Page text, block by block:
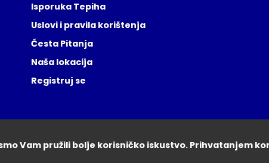
Isporuka Tepiha
Uslovi i pravila korištenja
Česta Pitanja
Naša lokacija
Registruj se
Vam pružili bolje korisničko iskustvo. Prihvatanjem